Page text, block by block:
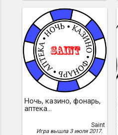
Ночь, казино, фонарь,
аптека...
Saint
Игра вышла 3 июля 2017.